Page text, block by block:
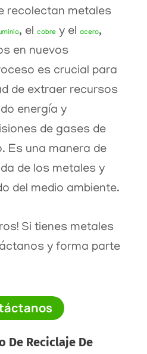
recolectan metales
, el cobre y el acero,
en nuevos
es crucial para
de extraer recursos
energía y
de gases de
Es una manera de
de los metales y
del medio ambiente.
Si tienes metales
y forma parte
De Reciclaje De